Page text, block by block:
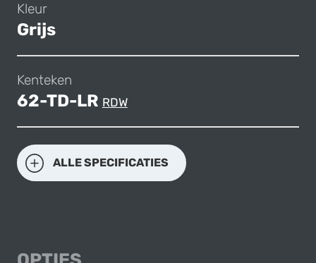
Kleur
Grijs
Kenteken
62-TD-LR RDW
ALLE SPECIFICATIES